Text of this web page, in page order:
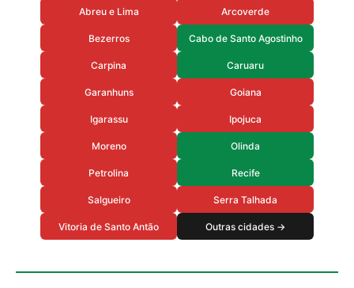
Abreu e Lima Arcoverde
Bezerros Cabo de Santo Agostinho
Carpina Caruaru
Garanhuns Goiana
Igarassu Ipojuca
Moreno Olinda
Petrolina Recife
Salgueiro Serra Talhada
Vitoria de Santo Antão Outras cidades →